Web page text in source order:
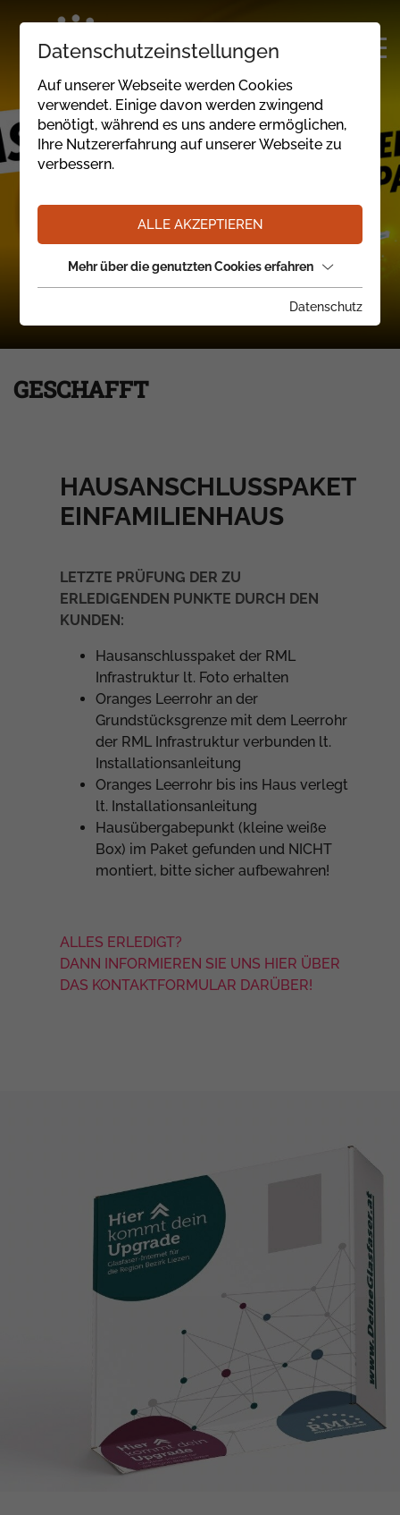
GESCHAFFT
HAUSANSCHLUSSPAKET
EINFAMILIENHAUS
LETZTE PRÜFUNG DER ZU
ERLEDIGENDEN PUNKTE DURCH DEN
KUNDEN:
Hausanschlusspaket der RML
Infrastruktur lt. Foto erhalten
Oranges Leerrohr an der
Grundstücksgrenze mit dem Leerrohr
der RML Infrastruktur verbunden lt.
Installationsanleitung
Oranges Leerrohr bis ins Haus verlegt
lt. Installationsanleitung
Hausübergabepunkt (kleine weiße
Box) im Paket gefunden und NICHT
montiert, bitte sicher aufbewahren!
ALLES ERLEDIGT?
DANN INFORMIEREN SIE UNS HIER ÜBER
DAS KONTAKTFORMULAR DARÜBER!
Datenschutzeinstellungen
Auf unserer Webseite werden Cookies
verwendet. Einige davon werden zwingend
benötigt, während es uns andere ermöglichen,
Ihre Nutzererfahrung auf unserer Webseite zu
verbessern.
ALLE AKZEPTIEREN
Mehr über die genutzten Cookies erfahren
Datenschutz